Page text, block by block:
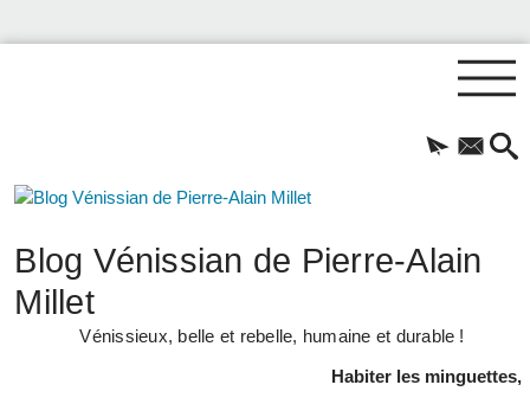
Blog Vénissian de Pierre-Alain
Millet
Vénissieux, belle et rebelle, humaine et durable !
Habiter les minguettes,